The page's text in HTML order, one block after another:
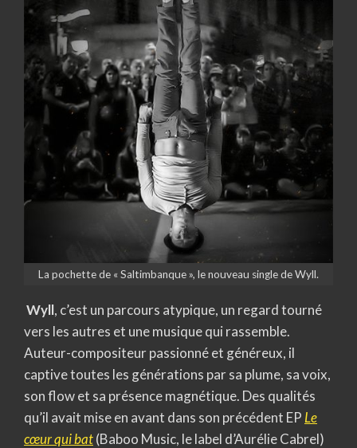
La pochette de « Saltimbanque », le nouveau single de Wyll.
Wyll, c’est un parcours atypique, un regard tourné
vers les autres et une musique qui rassemble.
Auteur-compositeur passionné et généreux, il
captive toutes les générations par sa plume, sa voix,
son flow et sa présence magnétique. Des qualités
qu’il avait mise en avant dans son précédent EP Le
cœur qui bat(Baboo Music, le label d’Aurélie Cabrel)